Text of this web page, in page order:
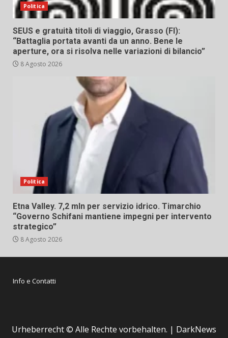
Politica
SEUS e gratuità titoli di viaggio, Grasso (FI):
“Battaglia portata avanti da un anno. Bene le
aperture, ora si risolva nelle variazioni di bilancio”
8 Agosto 2026
Politica
Etna Valley. 7,2 mln per servizio idrico. Timarchio
“Governo Schifani mantiene impegni per intervento
strategico”
8 Agosto 2026
Info e Contatti
Urheberrecht © Alle Rechte vorbehalten. | DarkNews